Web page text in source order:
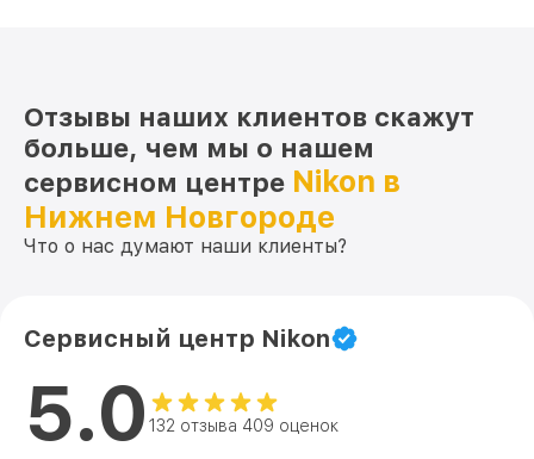
Отзывы наших клиентов скажут
больше, чем мы о нашем
сервисном центре Nikon в
Нижнем Новгороде
Что о нас думают наши клиенты?
Сервисный центр Nikon
5.0 132 отзыва 409 оценок